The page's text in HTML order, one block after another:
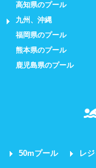
高知県のプール
九州、沖縄
福岡県のプール
熊本県のプール
鹿児島県のプール
50mプール レ